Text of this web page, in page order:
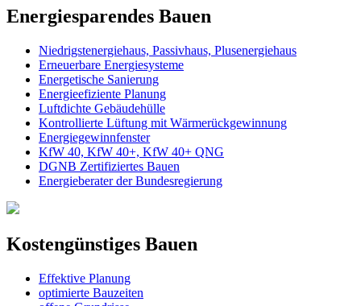
Energiesparendes Bauen
Niedrigstenergiehaus, Passivhaus, Plusenergiehaus
Erneuerbare Energiesysteme
Energetische Sanierung
Energieefiziente Planung
Luftdichte Gebäudehülle
Kontrollierte Lüftung mit Wärmerückgewinnung
Energiegewinnfenster
KfW 40, KfW 40+, KfW 40+ QNG
DGNB Zertifiziertes Bauen
Energieberater der Bundesregierung
Kostengünstiges Bauen
Effektive Planung
optimierte Bauzeiten